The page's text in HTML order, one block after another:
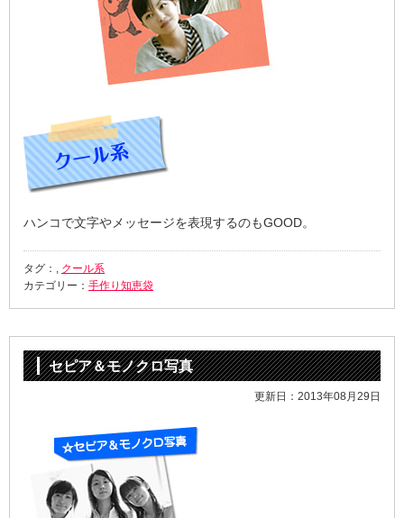
ハンコで文字やメッセージを表現するのもGOOD。
タグ：, クール系
カテゴリー： 手作り知恵袋
セピア＆モノクロ写真
更新日：2013年08月29日